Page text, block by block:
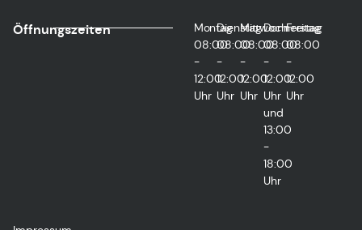
Öffnungszeiten
Montag
08:00
-
12:00
Uhr
Dienstag
08:00
-
12:00
Uhr
Mittwoch
08:00
-
12:00
Uhr
Donnerstag
08:00
-
12:00
Uhr
und
13:00
-
18:00
Uhr
Freitag
08:00
-
12:00
Uhr